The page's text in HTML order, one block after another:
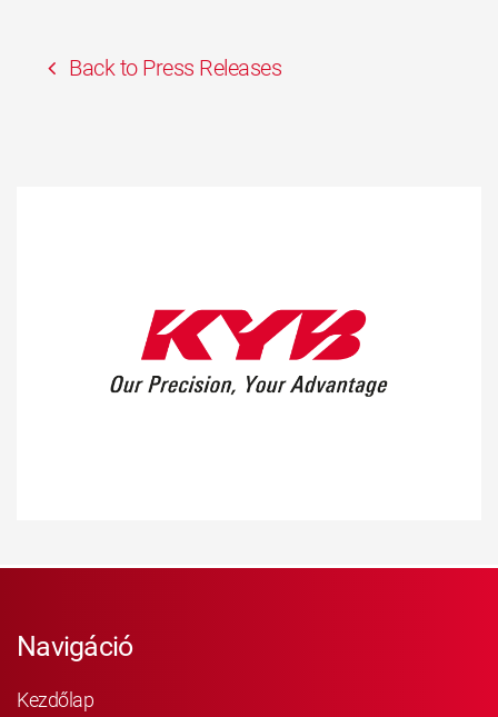
Back to Press Releases
Navigáció
Kezdőlap